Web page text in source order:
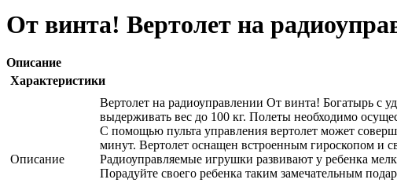
От винта! Вертолет на
Описание
Характеристики
Описание
Вертолет на радиоуправлении От винта! Богатырь с
выдерживать вес до 100 кг. Полеты необходимо
С помощью пульта управления вертолет может
минут. Вертолет оснащен встроенным гироскопом и
Радиоуправляемые игрушки развивают у ребенка
Порадуйте своего ребенка таким замечательным